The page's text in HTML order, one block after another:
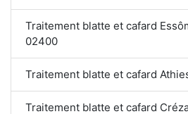
Traitement blatte et cafard
02400
Traitement blatte et cafard
Traitement blatte et cafard